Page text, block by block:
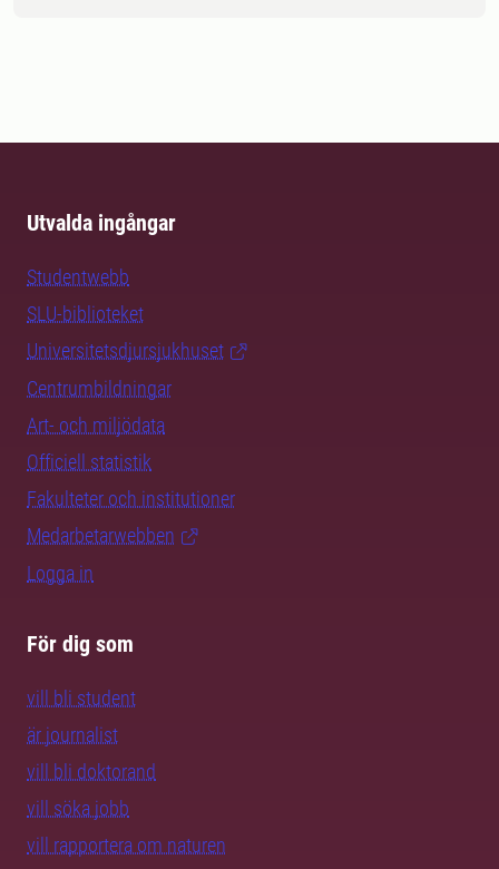
Utvalda ingångar
Studentwebb
SLU-biblioteket
Universitetsdjursjukhuset
Centrumbildningar
Art- och miljödata
Officiell statistik
Fakulteter och institutioner
Medarbetarwebben
Logga in
För dig som
vill bli student
är journalist
vill bli doktorand
vill söka jobb
vill rapportera om naturen